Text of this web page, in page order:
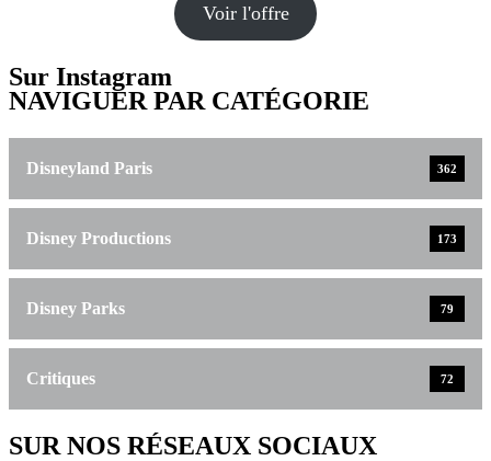
Voir l'offre
Sur Instagram
NAVIGUER PAR CATÉGORIE
Disneyland Paris 362
Disney Productions 173
Disney Parks 79
Critiques 72
SUR NOS RÉSEAUX SOCIAUX